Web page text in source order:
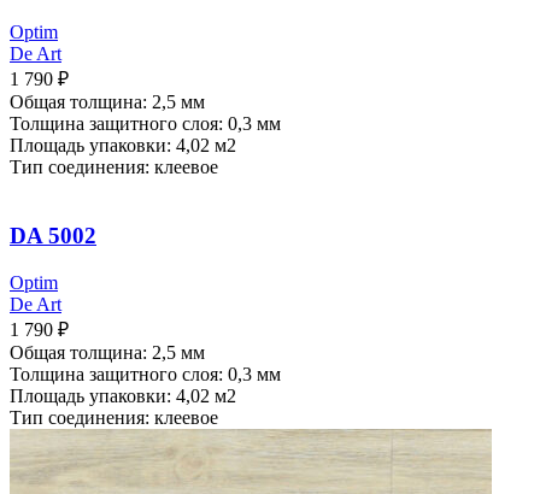
Optim
De Art
1 790 ₽
Общая толщина: 2,5 мм
Толщина защитного слоя: 0,3 мм
Площадь упаковки: 4,02 м2
Тип соединения: клеевое
DA 5002
Optim
De Art
1 790 ₽
Общая толщина: 2,5 мм
Толщина защитного слоя: 0,3 мм
Площадь упаковки: 4,02 м2
Тип соединения: клеевое